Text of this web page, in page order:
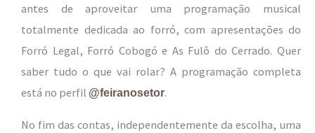
antes de aproveitar uma programação musical
totalmente dedicada ao forró, com apresentações do
Forró Legal, Forró Cobogó e As Fulô do Cerrado. Quer
saber tudo o que vai rolar? A programação completa
está no perfil @feiranosetor.
No fim das contas, independentemente da escolha, uma